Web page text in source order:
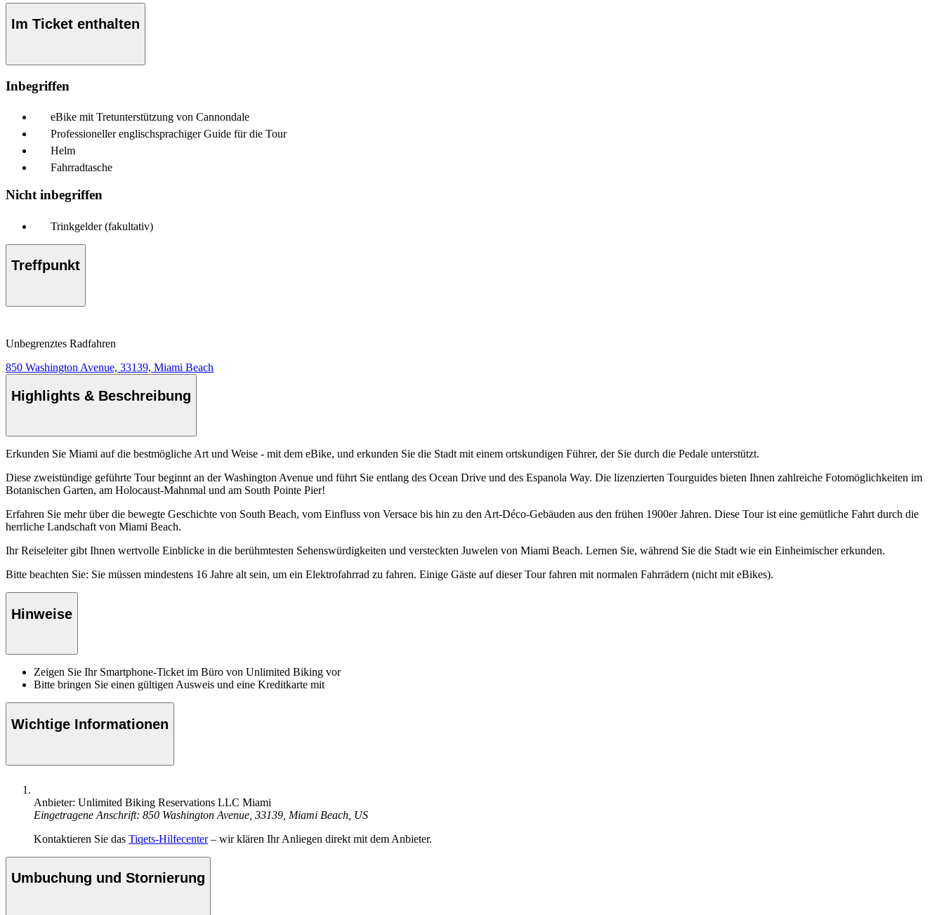
Im Ticket enthalten
Inbegriffen
eBike mit Tretunterstützung von Cannondale
Professioneller englischsprachiger Guide für die Tour
Helm
Fahrradtasche
Nicht inbegriffen
Trinkgelder (fakultativ)
Treffpunkt
Unbegrenztes Radfahren
850 Washington Avenue, 33139, Miami Beach
Highlights & Beschreibung
Erkunden Sie Miami auf die bestmögliche Art und Weise - mit dem eBike, und erkunden Sie die Stadt mit einem ortskundigen Führer, der Sie durch die Pedale unterstützt.
Diese zweistündige geführte Tour beginnt an der Washington Avenue und führt Sie entlang des Ocean Drive und des Espanola Way. Die lizenzierten Tourguides bieten Ihnen zahlreiche Fotomöglichkeiten im
Botanischen Garten, am Holocaust-Mahnmal und am South Pointe Pier!
Erfahren Sie mehr über die bewegte Geschichte von South Beach, vom Einfluss von Versace bis hin zu den Art-Déco-Gebäuden aus den frühen 1900er Jahren. Diese Tour ist eine gemütliche Fahrt durch die
herrliche Landschaft von Miami Beach.
Ihr Reiseleiter gibt Ihnen wertvolle Einblicke in die berühmtesten Sehenswürdigkeiten und versteckten Juwelen von Miami Beach. Lernen Sie, während Sie die Stadt wie ein Einheimischer erkunden.
Bitte beachten Sie: Sie müssen mindestens 16 Jahre alt sein, um ein Elektrofahrrad zu fahren. Einige Gäste auf dieser Tour fahren mit normalen Fahrrädern (nicht mit eBikes).
Hinweise
Zeigen Sie Ihr Smartphone-Ticket im Büro von Unlimited Biking vor
Bitte bringen Sie einen gültigen Ausweis und eine Kreditkarte mit
Wichtige Informationen
Anbieter: Unlimited Biking Reservations LLC Miami
Eingetragene Anschrift: 850 Washington Avenue, 33139, Miami Beach, US
Kontaktieren Sie das Tiqets-Hilfecenter– wir klären Ihr Anliegen direkt mit dem Anbieter.
Umbuchung und Stornierung